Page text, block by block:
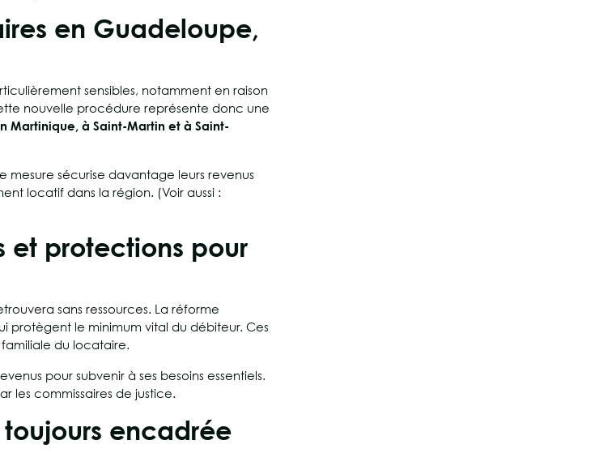
en Guadeloupe,
sensibles, notamment en raison
nouvelle procédure représente donc une
Martinique, à Saint-Martin et à Saint-
mesure sécurise davantage leurs revenus
locatif dans la région. (Voir aussi :
et protections pour
sans ressources. La réforme
protègent le minimum vital du débiteur. Ces
du locataire.
pour subvenir à ses besoins essentiels.
les commissaires de justice.
encadrée